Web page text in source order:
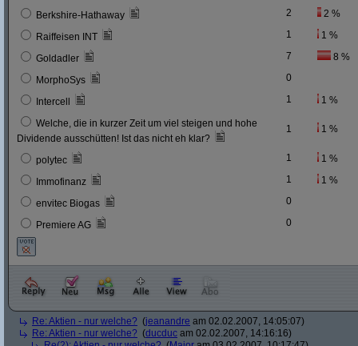
Berkshire-Hathaway 2 2 %
Raiffeisen INT 1 1 %
Goldadler 7 8 %
MorphoSys 0
Intercell 1 1 %
Welche, die in kurzer Zeit um viel steigen und hohe
Dividende ausschütten! Ist das nicht eh klar?
1 1 %
polytec 1 1 %
Immofinanz 1 1 %
envitec Biogas 0
Premiere AG 0
Re: Aktien - nur welche? (jeanandre am 02.02.2007, 14:05:07)
Re: Aktien - nur welche? (ducduc am 02.02.2007, 14:16:16)